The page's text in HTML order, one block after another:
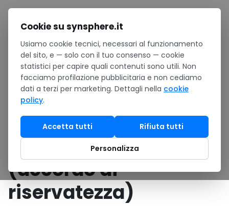
Salta al contenuto
Home / Risorse Download /
Template Word: NDA bilaterale italiana (accordo di
riservatezza)
TEMPLATE WORD
Template Word: NDA
bilaterale italiana
(accordo di
riservatezza)
Cookie su synsphere.it
Usiamo cookie tecnici, necessari al funzionamento
del sito, e — solo con il tuo consenso — cookie
statistici per capire quali contenuti sono utili. Non
facciamo profilazione pubblicitaria e non cediamo
dati a terzi per marketing. Dettagli nella cookie
policy.
Accetta tutti Rifiuta tutti
Personalizza